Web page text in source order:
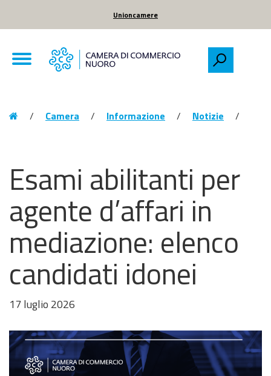
al
navigazione
sito
Vai
al
Nuoro
Unioncamere
Toggle
navigation
Commercio
Cerca
Vai/ Camera / Informazione / Notizie /
Esami abilitanti per
agente d’affari in
mediazione: elenco
candidati idonei
17 luglio 2026